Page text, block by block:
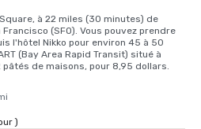
à 22 miles (30 minutes) de
(SFO). Vous pouvez prendre
l'hôtel Nikko pour environ 45 à 50
(Bay Area Rapid Transit) situé à
de maisons, pour 8,95 dollars.
)